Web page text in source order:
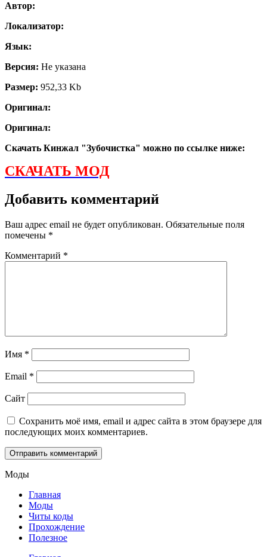
Автор:
Локализатор:
Язык:
Версия: Не указана
Размер: 952,33 Kb
Оригинал:
Оригинал:
Скачать Кинжал "Зубочистка" можно по ссылке ниже:
СКАЧАТЬ МОД
Добавить комментарий
Ваш адрес email не будет опубликован. Обязательные поля
помечены *
Комментарий *
Имя *
Email *
Сайт
Сохранить моё имя, email и адрес сайта в этом браузере для
последующих моих комментариев.
Моды
Главная
Моды
Читы коды
Прохождение
Полезное